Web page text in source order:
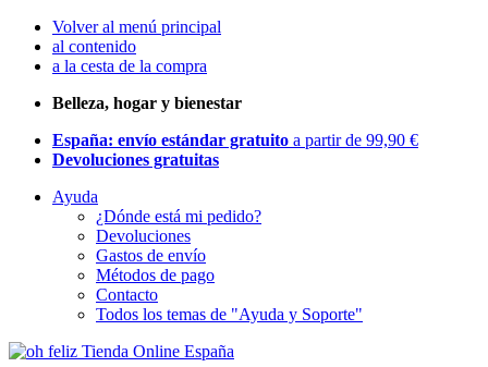
Volver al menú principal
al contenido
a la cesta de la compra
Belleza, hogar y bienestar
España: envío estándar gratuito a partir de 99,90 €
Devoluciones gratuitas
Ayuda
¿Dónde está mi pedido?
Devoluciones
Gastos de envío
Métodos de pago
Contacto
Todos los temas de "Ayuda y Soporte"